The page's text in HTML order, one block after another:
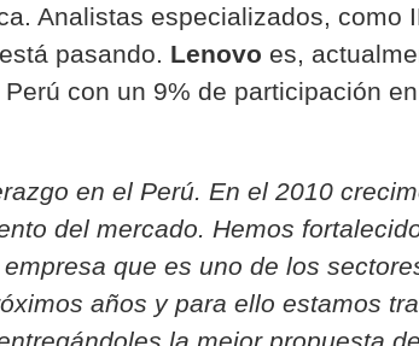
Analistas especializados, como
pasando. Lenovo es,
con un 9% de participación
en el Perú. En el 2010
del mercado. Hemos
que es uno de los
años y para ello estamos